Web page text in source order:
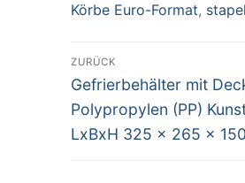
Körbe Euro-Format,
ZURÜCK
Vorheriger
Beitrag:
Gefrierbehälter mit
Polypropylen (PP)
LxBxH 325 x 265 x